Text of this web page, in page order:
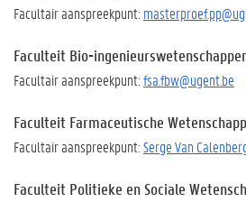
Facultair aanspreekpunt:
Faculteit Bio-
Facultair aanspreekpunt:fsa.fbw@ugent.be
Faculteit Farmaceutische
Facultair aanspreekpunt:Serge Van
Faculteit Politieke en Sociale